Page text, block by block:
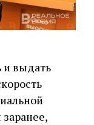
и выдать